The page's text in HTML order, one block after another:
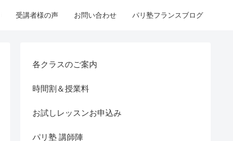
受講者様の声 お問い合わせ パリ塾フランスブログ
各クラスのご案内
時間割＆授業料
お試しレッスンお申込み
パリ塾 講師陣